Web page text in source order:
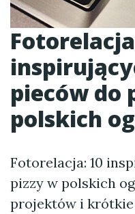
pieców do
polskich
Fotorelacja: 10
pizzy w polskich
projektów i krótkie